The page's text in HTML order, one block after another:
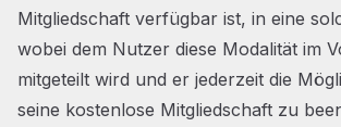
Mitgliedschaft verfügbar ist, in eine
wobei dem Nutzer diese Modalität im
mitgeteilt wird und er jederzeit die
seine kostenlose Mitgliedschaft zu